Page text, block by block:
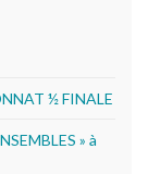
½ FINALE
» à